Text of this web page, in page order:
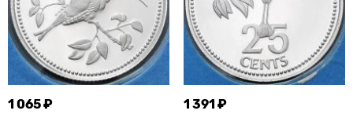
1 065 ₽ 1 391 ₽